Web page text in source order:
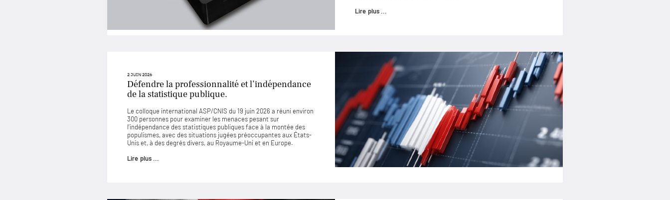
Lire plus ...
2 JUIN 2026
Défendre la professionnalité et l’indépendance
de la statistique publique.
Le colloque international ASP/CNIS du 19 juin 2026 a réuni environ
300 personnes pour examiner les menaces pesant sur
l’indépendance des statistiques publiques face à la montée des
populismes, avec des situations jugées préoccupantes aux États-
Unis et, à des degrés divers, au Royaume-Uni et en Europe.
Lire plus ...